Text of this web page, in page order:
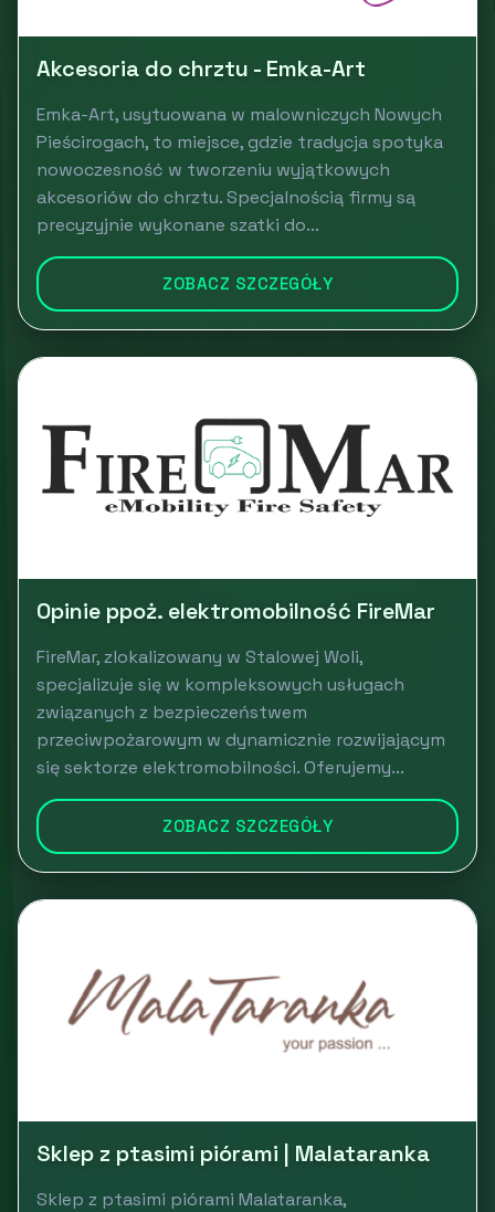
Akcesoria do chrztu - Emka-Art
Emka-Art, usytuowana w malowniczych Nowych
Pieścirogach, to miejsce, gdzie tradycja spotyka
nowoczesność w tworzeniu wyjątkowych
akcesoriów do chrztu. Specjalnością firmy są
precyzyjnie wykonane szatki do...
ZOBACZ SZCZEGÓŁY
Opinie ppoż. elektromobilność FireMar
FireMar, zlokalizowany w Stalowej Woli,
specjalizuje się w kompleksowych usługach
związanych z bezpieczeństwem
przeciwpożarowym w dynamicznie rozwijającym
się sektorze elektromobilności. Oferujemy...
ZOBACZ SZCZEGÓŁY
Sklep z ptasimi piórami | Malataranka
Sklep z ptasimi piórami Malataranka,